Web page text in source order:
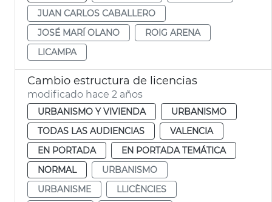
JUAN CARLOS CABALLERO
JOSÉ MARÍ OLANO
ROIG ARENA
LICAMPA
Cambio estructura de licencias
modificado hace 2 años
URBANISMO Y VIVIENDA
URBANISMO
TODAS LAS AUDIENCIAS
VALENCIA
EN PORTADA
EN PORTADA TEMÁTICA
NORMAL
URBANISMO
URBANISME
LLICÈNCIES